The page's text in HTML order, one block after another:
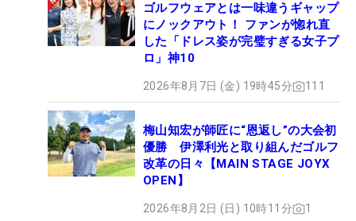
ゴルフウェアとは一味違うギャップ
にノックアウト！ ファンが惚れ直
した「ドレス姿が完璧すぎる女子プ
ロ」神10
2026年8月7日 (金) 19時45分 111
梅山知宏が師匠に“恩返し”の大会初
優勝 伊澤利光と取り組んだゴルフ
改革の日々【MAIN STAGE JOYX
OPEN】
2026年8月2日 (日) 10時11分 1